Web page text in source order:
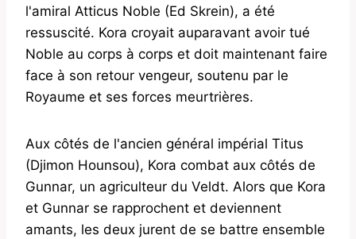
l'amiral Atticus Noble (Ed Skrein), a été
ressuscité. Kora croyait auparavant avoir tué
Noble au corps à corps et doit maintenant faire
face à son retour vengeur, soutenu par le
Royaume et ses forces meurtrières.
Aux côtés de l'ancien général impérial Titus
(Djimon Hounsou), Kora combat aux côtés de
Gunnar, un agriculteur du Veldt. Alors que Kora
et Gunnar se rapprochent et deviennent
amants, les deux jurent de se battre ensemble